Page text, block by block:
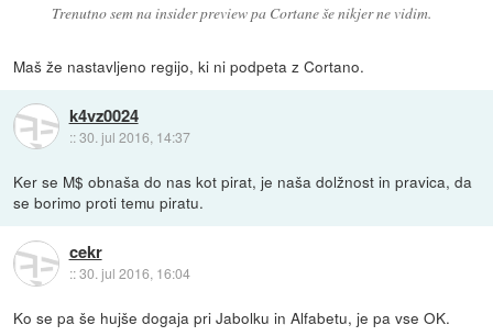
Trenutno sem na insider preview pa Cortane še nikjer ne vidim.
Maš že nastavljeno regijo, ki ni podpeta z Cortano.
k4vz0024
::30. jul 2016, 14:37
Ker se M$ obnaša do nas kot pirat, je naša dolžnost in pravica, da
se borimo proti temu piratu.
cekr
::30. jul 2016, 16:04
Ko se pa še hujše dogaja pri Jabolku in Alfabetu, je pa vse OK.